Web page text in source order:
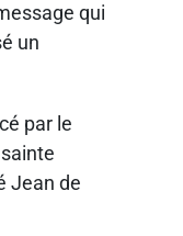
qui
un
par le
Jean de